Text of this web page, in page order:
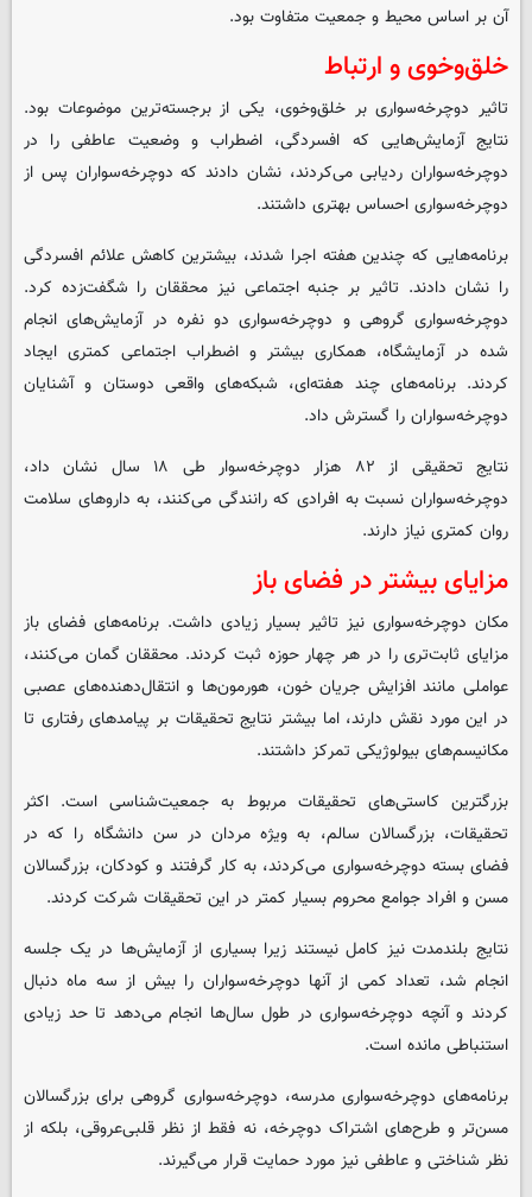
آن بر اساس محیط و جمعیت متفاوت بود.
خلق‌وخوی و ارتباط
تاثیر دوچرخه‌سواری بر خلق‌وخوی، یکی از برجسته‌ترین موضوعات بود.
نتایج آزمایش‌هایی که افسردگی، اضطراب و وضعیت عاطفی را در
دوچرخه‌سواران ردیابی می‌کردند، نشان دادند که دوچرخه‌سواران پس از
دوچرخه‌سواری احساس بهتری داشتند.
برنامه‌هایی که چندین هفته اجرا شدند، بیشترین کاهش علائم افسردگی
را نشان دادند. تاثیر بر جنبه اجتماعی نیز محققان را شگفت‌زده کرد.
دوچرخه‌سواری گروهی و دوچرخه‌سواری دو نفره در آزمایش‌های انجام
شده در آزمایشگاه، همکاری بیشتر و اضطراب اجتماعی کمتری ایجاد
کردند. برنامه‌های چند هفته‌ای، شبکه‌های واقعی دوستان و آشنایان
دوچرخه‌سواران را گسترش داد.
نتایج تحقیقی از ۸۲ هزار دوچرخه‌سوار طی ۱۸ سال نشان داد،
دوچرخه‌سواران نسبت به افرادی که رانندگی می‌کنند، به داروهای سلامت
روان کمتری نیاز دارند.
مزایای بیشتر در فضای باز
مکان دوچرخه‌سواری نیز تاثیر بسیار زیادی داشت. برنامه‌های فضای باز
مزایای ثابت‌تری را در هر چهار حوزه ثبت کردند. محققان گمان می‌کنند،
عواملی مانند افزایش جریان خون، هورمون‌ها و انتقال‌دهنده‌های عصبی
در این مورد نقش دارند، اما بیشتر نتایج تحقیقات بر پیامدهای رفتاری تا
مکانیسم‌های بیولوژیکی تمرکز داشتند.
بزرگترین کاستی‌های تحقیقات مربوط به جمعیت‌شناسی است. اکثر
تحقیقات، بزرگسالان سالم، به ویژه مردان در سن دانشگاه را که در
فضای بسته دوچرخه‌سواری می‌کردند، به کار گرفتند و کودکان، بزرگسالان
مسن و افراد جوامع محروم بسیار کمتر در این تحقیقات شرکت کردند.
نتایج بلندمدت نیز کامل نیستند زیرا بسیاری از آزمایش‌ها در یک جلسه
انجام شد، تعداد کمی از آنها دوچرخه‌سواران را بیش از سه ماه دنبال
کردند و آنچه دوچرخه‌سواری در طول سال‌ها انجام می‌دهد تا حد زیادی
استنباطی مانده است.
برنامه‌های دوچرخه‌سواری مدرسه، دوچرخه‌سواری گروهی برای بزرگسالان
مسن‌تر و طرح‌های اشتراک دوچرخه، نه فقط از نظر قلبی‌عروقی، بلکه از
نظر شناختی و عاطفی نیز مورد حمایت قرار می‌گیرند.